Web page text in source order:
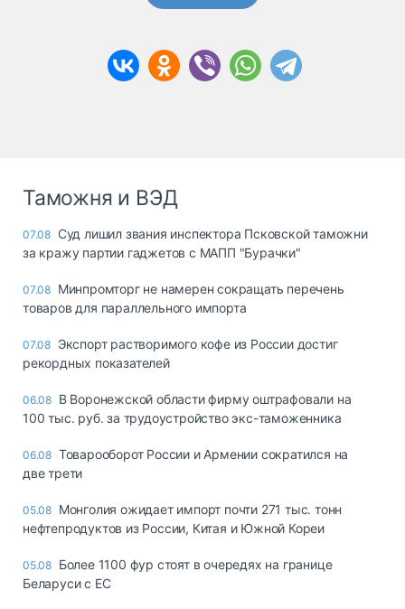
Таможня и ВЭД
07.08 Суд лишил звания инспектора Псковской таможни
за кражу партии гаджетов с МАПП "Бурачки"
07.08 Минпромторг не намерен сокращать перечень
товаров для параллельного импорта
07.08 Экспорт растворимого кофе из России достиг
рекордных показателей
06.08 В Воронежской области фирму оштрафовали на
100 тыс. руб. за трудоустройство экс-таможенника
06.08 Товарооборот России и Армении сократился на
две трети
05.08 Монголия ожидает импорт почти 271 тыс. тонн
нефтепродуктов из России, Китая и Южной Кореи
05.08 Более 1100 фур стоят в очередях на границе
Беларуси с ЕС